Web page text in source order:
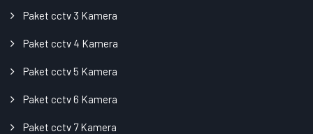
Paket cctv 3 Kamera
Paket cctv 4 Kamera
Paket cctv 5 Kamera
Paket cctv 6 Kamera
Paket cctv 7 Kamera